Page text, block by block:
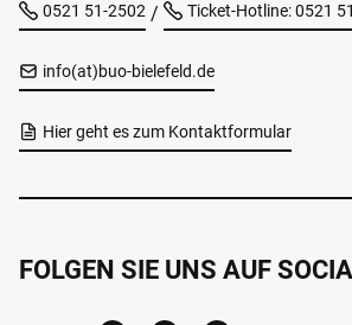
0521 51-2502 / Ticket-Hotline: 0521
info(at)buo-bielefeld.de
Hier geht es zum Kontaktformular
FOLGEN SIE UNS AUF